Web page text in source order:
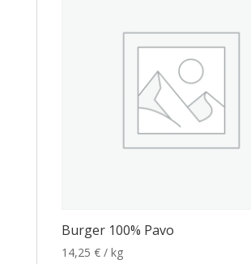
Burger 100% Pavo
14,25 € / kg